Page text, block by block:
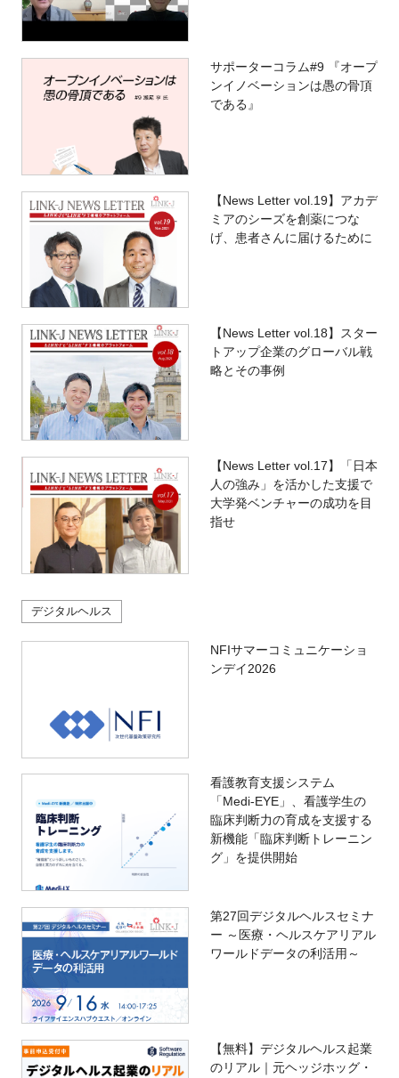
サポーターコラム#9 『オープ
ンイノベーションは愚の骨頂
である』
【News Letter vol.19】アカデ
ミアのシーズを創薬につな
げ、患者さんに届けるために
【News Letter vol.18】スター
トアップ企業のグローバル戦
略とその事例
【News Letter vol.17】「日本
人の強み」を活かした支援で
大学発ベンチャーの成功を目
指せ
デジタルヘルス
NFIサマーコミュニケーショ
ンデイ2026
看護教育支援システム
「Medi-EYE」、看護学生の
臨床判断力の育成を支援する
新機能「臨床判断トレーニン
グ」を提供開始
第27回デジタルヘルスセミナ
ー ～医療・ヘルスケアリアル
ワールドデータの利活用～
【無料】デジタルヘルス起業
のリアル｜元ヘッジホッグ・